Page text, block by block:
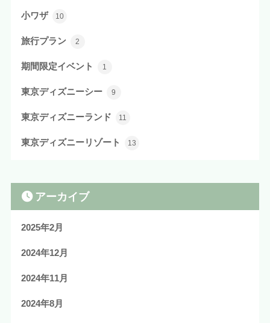
小ワザ 10
旅行プラン 2
期間限定イベント 1
東京ディズニーシー 9
東京ディズニーランド 11
東京ディズニーリゾート 13
アーカイブ
2025年2月
2024年12月
2024年11月
2024年8月